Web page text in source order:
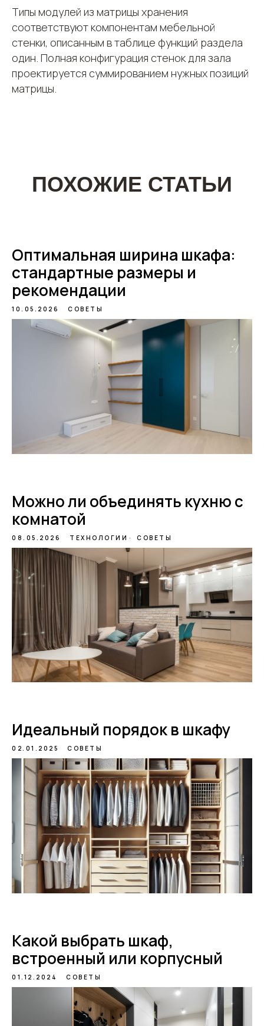
Типы модулей из матрицы хранения
соответствуют компонентам мебельной
стенки, описанным в таблице функций раздела
один. Полная конфигурация стенок для зала
проектируется суммированием нужных позиций
матрицы.
Оптимальная ширина шкафа:
стандартные размеры и
рекомендации
10.05.2026 СОВЕТЫ
Можно ли объединять кухню с
комнатой
08.05.2026 ТЕХНОЛОГИИ СОВЕТЫ
Идеальный порядок в шкафу
02.01.2025 СОВЕТЫ
Какой выбрать шкаф,
встроенный или корпусный
01.12.2024 СОВЕТЫ
Гарантии и возврат
Отзывы